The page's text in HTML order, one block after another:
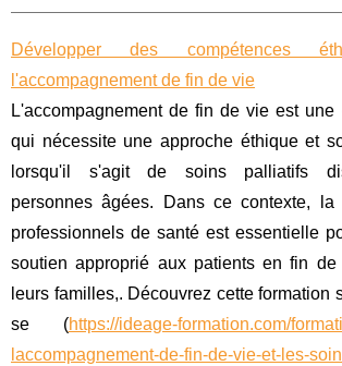
Développer des compétences
l'accompagnement de fin de vie
L'accompagnement de fin de vie est une
qui nécessite une approche éthique et
lorsqu'il s'agit de soins palliatifs
personnes âgées. Dans ce contexte, la
professionnels de santé est essentielle
soutien approprié aux patients en fin
leurs familles,. Découvrez cette formation
se (https://ideage-formation.com/
laccompagnement-de-fin-de-vie-et-les-